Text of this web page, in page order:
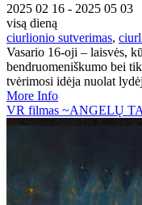
2025 02 16 - 2025 05 03
visą dieną
ciurlionio sutverimas,
Vasario 16-oji – laisvės,
bendruomeniškumo bei
tvėrimosi idėja nuolat
More Info
VR filmas ~ANGELŲ